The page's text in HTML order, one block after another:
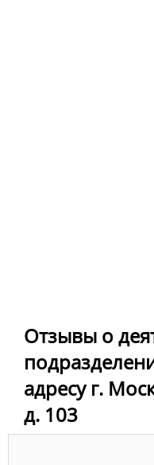
Отзывы о
адресу г.
д. 103